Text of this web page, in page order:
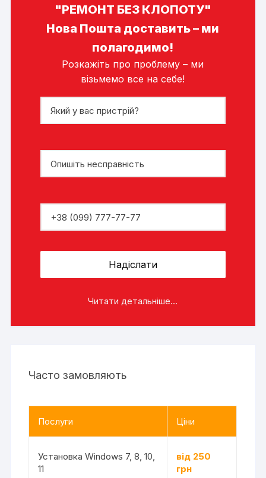
"РЕМОНТ БЕЗ КЛОПОТУ"
Нова Пошта доставить – ми
полагодимо!
Розкажіть про проблему – ми
візьмемо все на себе!
Читати детальніше...
Часто замовляють
Послуги Ціни
Установка Windows 7, 8, 10,
11
від 250
грн